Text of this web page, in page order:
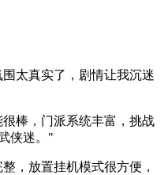
太真实了，剧情让我沉迷
棒，门派系统丰富，挑战
侠迷。"
，放置挂机模式很方便，